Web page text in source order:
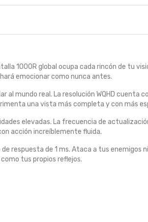
1000R global ocupa cada rincón de tu
emocionar como nunca antes.
mundo real. La resolución WQHD cuenta
una vista más completa y con más
elevadas. La frecuencia de
acción increíblemente fluida.
respuesta de 1 ms. Ataca a tus enemigos
tus propios reflejos.